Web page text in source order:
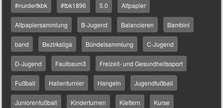
#nurdertkbk #tbk1896 5.0 Altpapier
Altpapiersammlung B-Jugend Balancieren Bambini
band Bezirksliga Bündelsammlung C-Jugend
D-Jugend Faulbaum3 Freizeit- und Gesundheitssport
Fußball Hallenturnier Hangeln Jugendfußball
Juniorenfußball Kinderturnen Klettern Kurse